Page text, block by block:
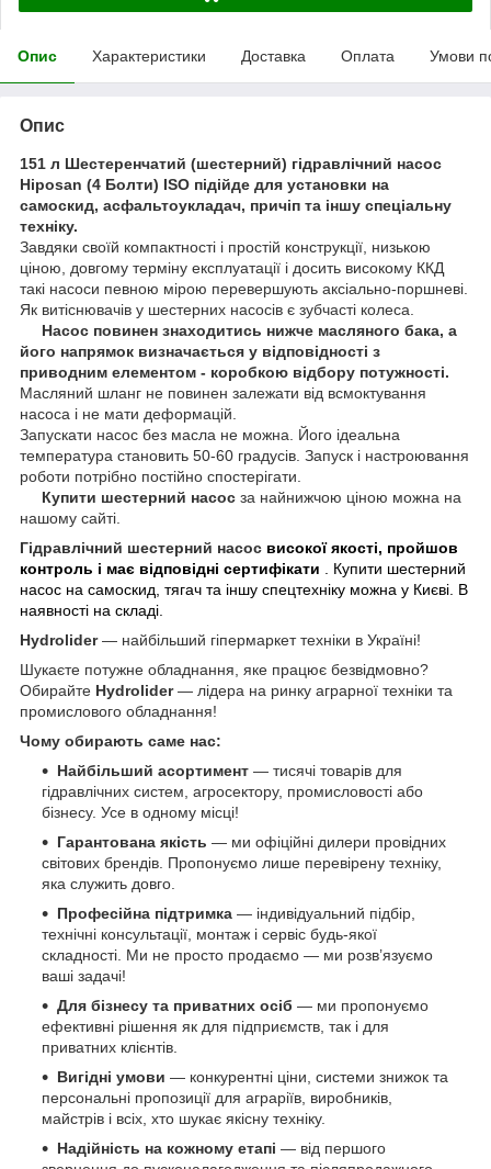
Опис Характеристики Доставка Оплата Умови
Опис
151 л Шестеренчатий (шестерний) гідравлічний насос
Hiposan (4 Болти) ISO підійде для установки на
самоскид, асфальтоукладач, причіп та іншу спеціальну
техніку.
Завдяки своїй компактності і простій конструкції, низькою
ціною, довгому терміну експлуатації і досить високому ККД
такі насоси певною мірою перевершують аксіально-поршневі.
Як витіснювачів у шестерних насосів є зубчасті колеса.
Насос повинен знаходитись нижче масляного бака, а
його напрямок визначається у відповідності з
приводним елементом - коробкою відбору потужності.
Масляний шланг не повинен залежати від всмоктування
насоса і не мати деформацій.
Запускати насос без масла не можна. Його ідеальна
температура становить 50-60 градусів. Запуск і настроювання
роботи потрібно постійно спостерігати.
Купити шестерний насос за найнижчою ціною можна на
нашому сайті.
Гідравлічний шестерний насос високої якості, пройшов
контроль і має відповідні сертифікати
. Купити шестерний
насос на самоскид, тягач та іншу спецтехніку можна у Києві. В
наявності на складі.
Hydrolider— найбільший гіпермаркет техніки в Україні!
Шукаєте потужне обладнання, яке працює безвідмовно?
Обирайте Hydrolider— лідера на ринку аграрної техніки та
промислового обладнання!
Чому обирають саме нас:
Найбільший асортимент — тисячі товарів для
гідравлічних систем, агросектору, промисловості або
бізнесу. Усе в одному місці!
Гарантована якість — ми офіційні дилери провідних
світових брендів. Пропонуємо лише перевірену техніку,
яка служить довго.
Професійна підтримка — індивідуальний підбір,
технічні консультації, монтаж і сервіс будь-якої
складності. Ми не просто продаємо — ми розв’язуємо
ваші задачі!
Для бізнесу та приватних осіб — ми пропонуємо
ефективні рішення як для підприємств, так і для
приватних клієнтів.
Вигідні умови — конкурентні ціни, системи знижок та
персональні пропозиції для аграріїв, виробників,
майстрів і всіх, хто шукає якісну техніку.
Надійність на кожному етапі — від першого